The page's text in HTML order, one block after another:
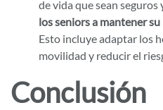
de vida que sean seguros
los seniors a mantener
Esto incluye adaptar los
movilidad y reducir el
Conclusión